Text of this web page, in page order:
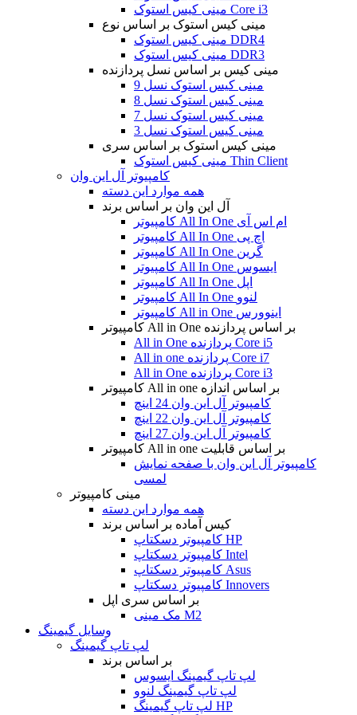
مینی کیس استوک Core i3
مینی کیس استوک بر اساس نوع
مینی کیس استوک DDR4
مینی کیس استوک DDR3
مینی کیس بر اساس نسل پردازنده
مینی کیس استوک نسل 9
مینی کیس استوک نسل 8
مینی کیس استوک نسل 7
مینی کیس استوک نسل 3
مینی کیس استوک بر اساس سری
مینی کیس استوک Thin Client
کامپیوتر آل این وان
همه موارد این دسته
آل این وان بر اساس برند
کامپیوتر All In One ام اس آی
کامپیوتر All In One اچ پی
کامپیوتر All In One گرین
کامپیوتر All In One ایسوس
کامپیوتر All In One اپل
کامپیوتر All In One لنوو
کامپیوتر All in One اینوورس
کامپیوتر All in One بر اساس پردازنده
All in One پردازنده Core i5
All in one پردازنده Core i7
All in One پردازنده Core i3
کامپیوتر All in one بر اساس اندازه
کامپیوتر آل این وان 24 اینچ
کامپیوتر آل این وان 22 اینچ
کامپیوتر آل این وان 27 اینچ
کامپیوتر All in one بر اساس قابلیت
کامپیوتر آل این وان با صفحه نمایش
لمسی
مینی کامپیوتر
همه موارد این دسته
کیس آماده بر اساس برند
کامپیوتر دسکتاپ HP
کامپیوتر دسکتاپ Intel
کامپیوتر دسکتاپ Asus
کامپیوتر دسکتاپ Innovers
بر اساس سری اپل
مک مینی M2
وسایل گیمینگ
لپ تاپ گیمینگ
بر اساس برند
لپ تاپ گیمینگ ایسوس
لپ تاپ گیمینگ لنوو
لپ تاپ گیمینگ HP